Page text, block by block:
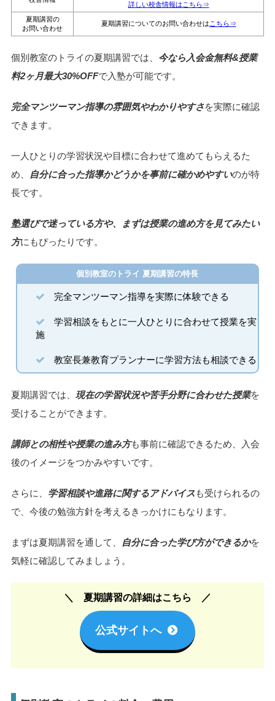
詳しい校舎情報はこちら⇒
夏期講習の
お問い合わせ
夏期講習についてのお問い合わせは こちら⇒
個別教室のトライの夏期講習では、 今なら入会金無料&授業
料2ヶ月最大30%OFFで入塾が可能です。
完全マンツーマン指導の雰囲気やわかりやすさを実際に確認
できます。
一人ひとりの学習状況や目標に合わせて進めてもらえるた
め、
自分に合った指導かどうかを事前に確かめやすいのが特
長です。
塾選びで迷っている方や、まずは授業の進め方を見てみたい
方にもぴったりです。
個別教室のトライ 夏期講習の特長
完全マンツーマン指導を実際に体験できる
学習相談をもとに一人ひとりに合わせて授業を実
施
教室長兼教育プランナーに学習方法も相談できる
夏期講習では、 現在の学習状況や苦手分野に合わせた授業を
受けることができます。
講師との相性や授業の進み方も事前に確認できるため、入会
後のイメージをつかみやすいです。
さらに、 学習相談や進路に関するアドバイス も受けられるの
で、今後の勉強方針を考えるきっかけにもなります。
まずは夏期講習を通して、 自分に合った学び方ができるかを
気軽に確認してみましょう。
夏期講習の詳細はこちら
公式サイトへ